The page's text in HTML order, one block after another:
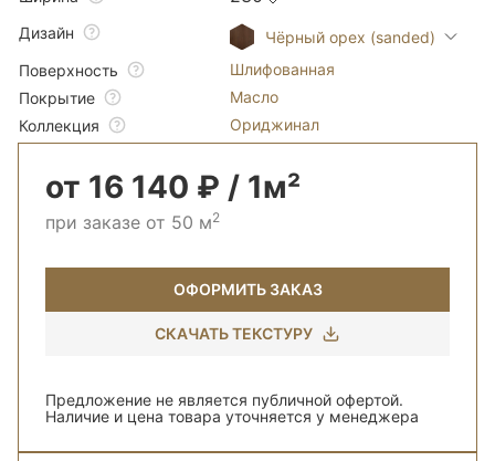
Дизайн
Чёрный орех (sanded)
Поверхность
Шлифованная
Покрытие
Масло
Коллекция
Ориджинал
от 16 140 ₽ / 1м²
при заказе от 50 м2
ОФОРМИТЬ ЗАКАЗ
СКАЧАТЬ ТЕКСТУРУ
Предложение не является публичной офертой.
Наличие и цена товара уточняется у менеджера